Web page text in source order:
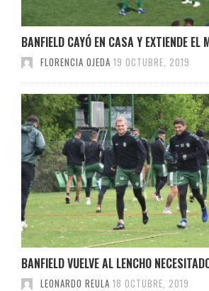
BANFIELD CAYÓ EN CASA Y EXTIENDE EL
FLORENCIA OJEDA 19 OCTUBRE, 2019
BANFIELD VUELVE AL LENCHO
LEONARDO REULA 18 OCTUBRE, 2019